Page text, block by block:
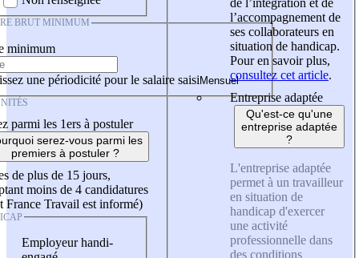
BRUT MINIMUM
minimum
une périodicité pour le salaire saisi
parmi les 1ers à postuler
serez-vous parmi les
premiers à postuler ?
de plus de 15 jours,
moins de 4 candidatures
France Travail est informé)
Employeur handi-
l’accompagnement de
ses collaborateurs en
situation de handicap.
Pour en savoir plus,
consultez cet article.
Entreprise adaptée
Qu'est-ce qu'une
entreprise adaptée
?
L'entreprise adaptée
permet à un travailleur
en situation de
handicap d'exercer
une activité
professionnelle dans
des conditions